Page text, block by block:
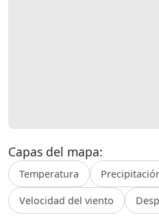
Capas del mapa:
Temperatura
Velocidad del viento